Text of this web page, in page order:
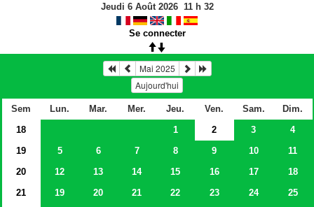
Jeudi 6 Août 2026 11h 32
Se connecter
Mai 2025
Aujourd'hui
Sem Lun. Mar. Mer. Jeu. Ven. Sam.
Dim.
18
1 2 3
4
19
5 6 7 8 9 10
11
20
12 13 14 15 16 17
18
21
19 20 21 22 23 24
25